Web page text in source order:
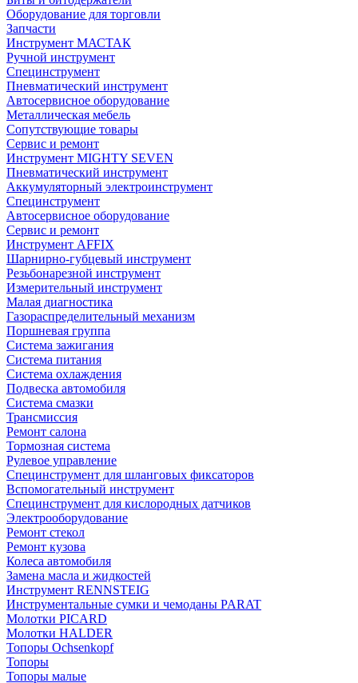
Оборудование для торговли
Запчасти
Инструмент МАСТАК
Ручной инструмент
Специнструмент
Пневматический инструмент
Автосервисное оборудование
Металлическая мебель
Сопутствующие товары
Сервис и ремонт
Инструмент MIGHTY SEVEN
Пневматический инструмент
Аккумуляторный электроинструмент
Специнструмент
Автосервисное оборудование
Сервис и ремонт
Инструмент AFFIX
Шарнирно-губцевый инструмент
Резьбонарезной инструмент
Измерительный инструмент
Малая диагностика
Газораспределительный механизм
Поршневая группа
Система зажигания
Система питания
Система охлаждения
Подвеска автомобиля
Система смазки
Трансмиссия
Ремонт салона
Тормозная система
Рулевое управление
Специнструмент для шланговых фиксаторов
Вспомогательный инструмент
Специнструмент для кислородных датчиков
Электрооборудование
Ремонт стекол
Ремонт кузова
Колеса автомобиля
Замена масла и жидкостей
Инструмент RENNSTEIG
Инструментальные сумки и чемоданы PARAT
Молотки PICARD
Молотки HALDER
Топоры Ochsenkopf
Топоры
Топоры малые